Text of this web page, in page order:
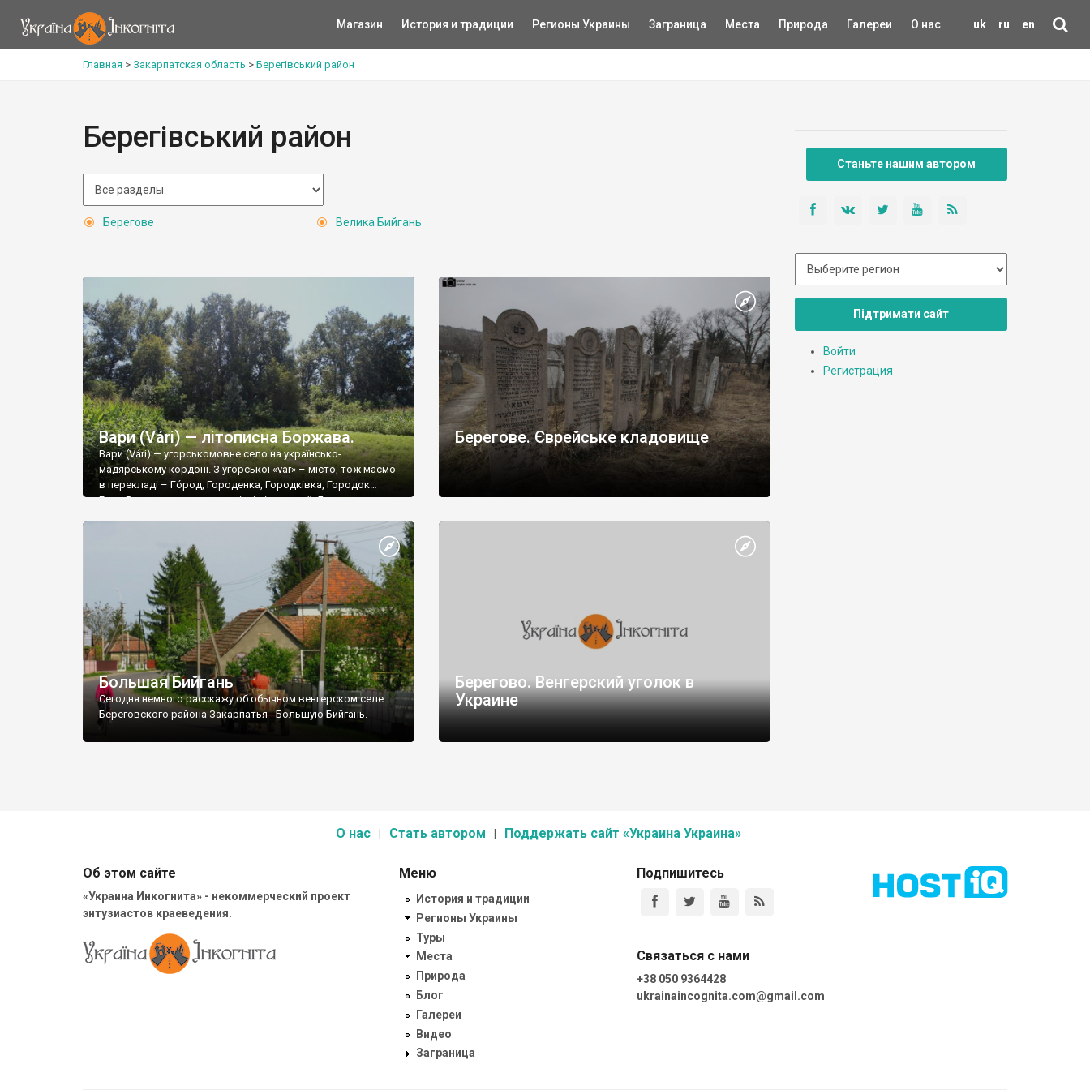
uk ru en
Магазин История и традиции Регионы Украины Заграница Места Природа Галереи О нас
Главная > Закарпатская область > Берегівський район
Берегівський район
Берегове Велика Бийгань
Вари (Várі) — літописна Боржава.
Вари (Várі) — угорськомовне село на українсько-
мадярському кордоні. З угорської «var» – місто, тож маємо
в перекладі – Гóрод, Городенка, Городківка, Городок…
Град-Вара знаходиться на місці літописної «Боржави» —
хорватів. Для бажаючих просто почитати – є багата
література в і-неті на запит «боржавське князівство».
Рекомендуємо статтю Прохненка «Боржавське городище».
Берегове. Єврейське кладовище
Большая Бийгань
Сегодня немного расскажу об обычном венгерском селе
Береговского района Закарпатья - Большую Бийгань.
Берегово. Венгерский уголок в
Украине
Станьте нашим автором
Підтримати сайт
Войти
Регистрация
О нас Стать автором Поддержать сайт «Украина Украина»
Об этом сайте
«Украина Инкогнита» - некоммерческий проект
энтузиастов краеведения.
Меню
История и традиции
Регионы Украины
Туры
Места
Природа
Блог
Галереи
Видео
Заграница
Подпишитесь
Связаться с нами
+38 050 9364428
ukrainaincognita.com@gmail.com